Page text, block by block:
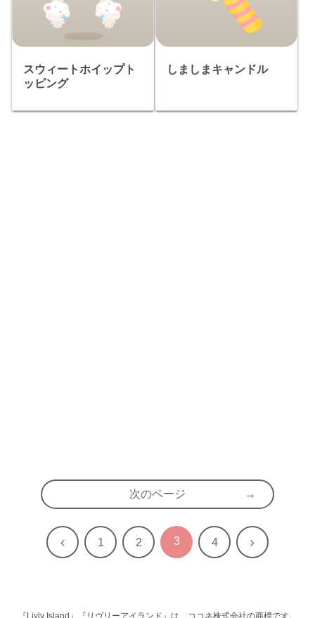
スウィートホイップト
ッピング
しましまキャンドル
次のページ
前 1 2 3 4 次